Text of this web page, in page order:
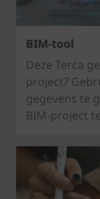
BIM-tool
Deze Terca
project?
gegevens te
BIM-project